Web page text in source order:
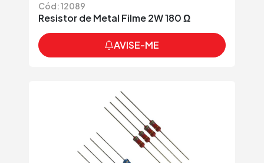
Cód: 12089
Resistor de Metal Filme 2W 180 Ω
AVISE-ME